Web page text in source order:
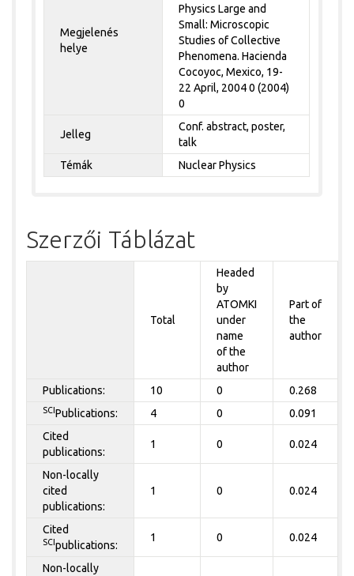
Megjelenés
helye
Physics Large and
Small: Microscopic
Studies of Collective
Phenomena. Hacienda
Cocoyoc, Mexico, 19-
22 April, 2004 0 (2004)
0
Jelleg
Conf. abstract, poster,
talk
Témák
Nuclear Physics
Szerzői Táblázat
Total
Headed
by
ATOMKI
under
name
of the
author
Part of
the
author
Publications: 10 0 0.268
SCIPublications: 4 0 0.091
Cited
publications:
1 0 0.024
Non-locally
cited
publications:
1 0 0.024
Cited
SCIpublications:
1 0 0.024
Non-locally